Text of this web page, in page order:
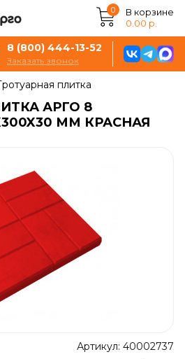
0
В корзине
0.00 р.
8 (800) 444-13-52
Заказать звонок
плитка
АРГО 8
ММ КРАСНАЯ
Артикул: 40002737